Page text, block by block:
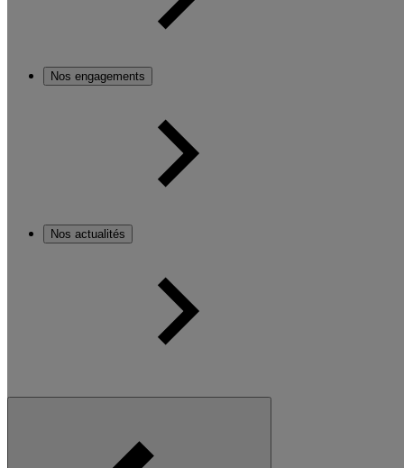
Nos engagements
Nos actualités